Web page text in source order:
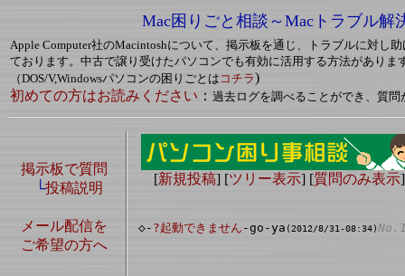
Mac困りごと相談～Macトラブル解
Apple Computer社のMacintoshについて、掲示板を通じ、トラブルに対し
ております。中古で譲り受けたパソコンでも有効に活用する方法がありま
（DOS/V,Windowsパソコンの困りごとは コチラ)
初めての方はお読みください ： 過去ログを調べることができ、質問
[新規投稿] [ツリー表示] [質問のみ表示
◇- ?起動できません -go-ya (2012/8/31-08:34)
掲示板で質問
└投稿説明
メール配信を
ご希望の方へ